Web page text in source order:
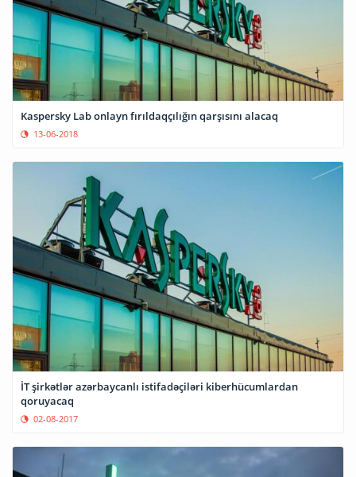
Kaspersky Lab onlayn fırıldaqçılığın qarşısını alacaq
13-06-2018
İT şirkətlər azərbaycanlı istifadəçiləri kiberhücumlardan
qoruyacaq
02-08-2017